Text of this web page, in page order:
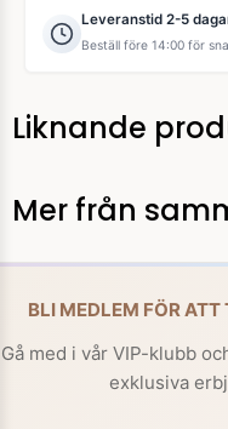
Leveranstid 2-5
Beställ före 14:00 för
Liknande
Mer från
BLI MEDLEM FÖR ATT
Gå med i vår VIP-klubb
exklusiva